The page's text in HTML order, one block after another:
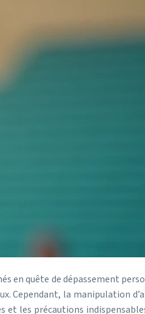
quête de dépassement
Cependant, la manipulation
et les précautions